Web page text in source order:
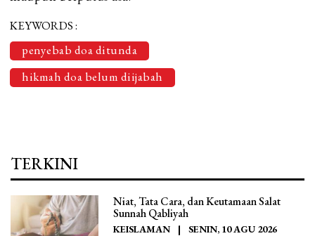
KEYWORDS :
penyebab doa ditunda
hikmah doa belum diijabah
TERKINI
Niat, Tata Cara, dan Keutamaan Salat
Sunnah Qabliyah
KEISLAMAN | SENIN, 10 AGU 2026